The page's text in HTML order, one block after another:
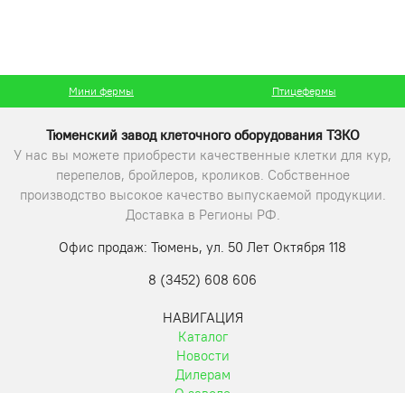
Мини фермы Птицефермы
Тюменский завод клеточного оборудования ТЗКО
У нас вы можете приобрести качественные клетки для кур,
перепелов, бройлеров, кроликов. Собственное
производство высокое качество выпускаемой продукции.
Доставка в Регионы РФ.
Офис продаж: Тюмень, ул. 50 Лет Октября 118
8 (3452) 608 606
НАВИГАЦИЯ
Каталог
Новости
Дилерам